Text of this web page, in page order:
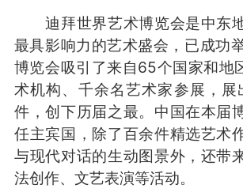
迪拜世界艺术博览会是中东地
最具影响力的艺术盛会，已成功
博览会吸引了来自65个国家和地
术机构、千余名艺术家参展，展
件，创下历届之最。中国在本届
任主宾国，除了百余件精选艺术
与现代对话的生动图景外，还带
法创作、文艺表演等活动。